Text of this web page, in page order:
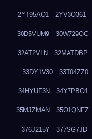
2YT95AO1 2YV3O361
30D5VUM9 30W729OG
32AT2VLN 32MATDBP
33DY1V30 33T04ZZ0
34HYUF3N 34Y7PBO1
35MJZMAN 35O1QNFZ
376J215Y 377SG7JD